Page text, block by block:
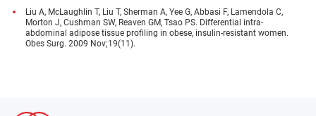
Liu A, McLaughlin T, Liu T, Sherman A, Yee G, Abbasi F, Lamendola C,
Morton J, Cushman SW, Reaven GM, Tsao PS. Differential intra-
abdominal adipose tissue profiling in obese, insulin-resistant women.
Obes Surg. 2009 Nov;19(11).